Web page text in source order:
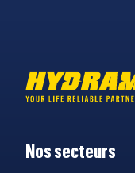
Nos secteurs